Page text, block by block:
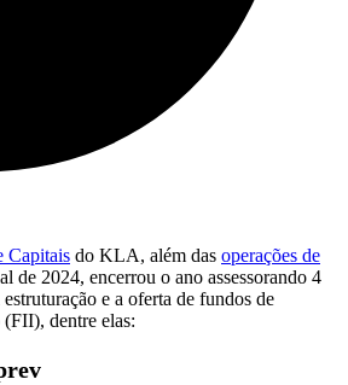
Capitais do KLA, além das operações de
de 2024, encerrou o ano assessorando 4
e a oferta de fundos de
dentre elas: